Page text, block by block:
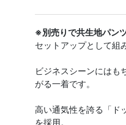
※別売りで共生地パン
セットアップとして組
ビジネスシーンにはも
がる一着です。
高い通気性を誇る「ド
を採用。